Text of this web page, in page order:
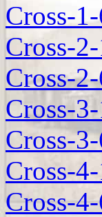
Cross-
Cross-
Cross-
Cross-
Cross-
Cross-
Cross-